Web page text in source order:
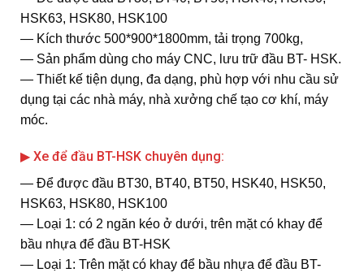
HSK63, HSK80, HSK100
― Kích thước 500*900*1800mm, tải trọng 700kg,
― Sản phẩm dùng cho máy CNC, lưu trữ đầu BT- HSK.
― Thiết kế tiện dụng, đa dạng, phù hợp với nhu cầu sử
dụng tại các nhà máy, nhà xưởng chế tạo cơ khí, máy
móc.
▶ Xe để đầu BT-HSK chuyên dụng:
― Để được đầu BT30, BT40, BT50, HSK40, HSK50,
HSK63, HSK80, HSK100
― Loại 1: có 2 ngăn kéo ở dưới, trên mặt có khay để
bầu nhựa để đầu BT-HSK
― Loại 1: Trên mặt có khay để bầu nhựa để đầu BT-